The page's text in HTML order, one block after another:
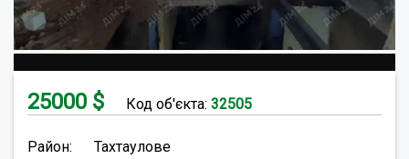
25000 $ Код об'єкта: 32505
Район: Тахтаулове